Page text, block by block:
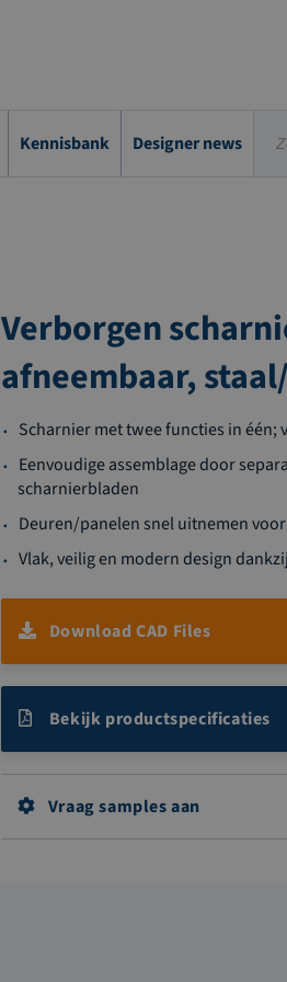
Kennisbank Designer news
Verborgen
afneembaar,
Scharnier met twee functies in één;
Eenvoudige assemblage door
scharnierbladen
Deuren/panelen snel uitnemen
Vlak, veilig en modern design
Download CAD Files
Bekijk productspecificaties
Vraag samples aan